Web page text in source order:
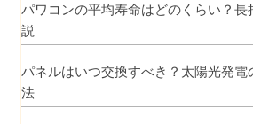
パワコンの平均寿命はどのくらい？長
説
パネルはいつ交換すべき？太陽光発電
法